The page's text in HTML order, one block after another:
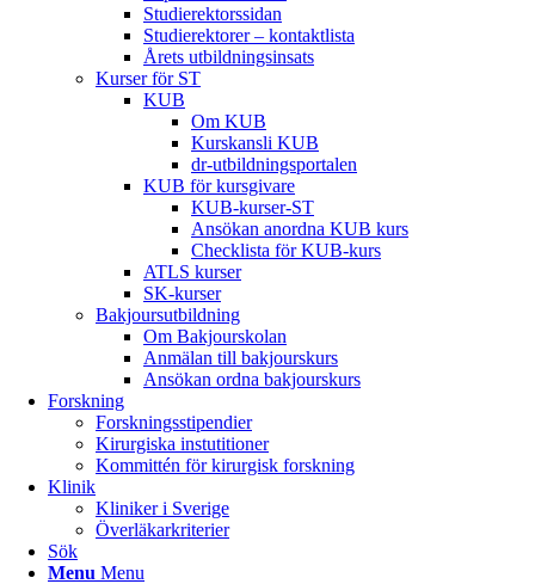
Studierektorssidan
Studierektorer – kontaktlista
Årets utbildningsinsats
Kurser för ST
KUB
Om KUB
Kurskansli KUB
dr-utbildningsportalen
KUB för kursgivare
KUB-kurser-ST
Ansökan anordna KUB kurs
Checklista för KUB-kurs
ATLS kurser
SK-kurser
Bakjoursutbildning
Om Bakjourskolan
Anmälan till bakjourskurs
Ansökan ordna bakjourskurs
Forskning
Forskningsstipendier
Kirurgiska instutitioner
Kommittén för kirurgisk forskning
Klinik
Kliniker i Sverige
Överläkarkriterier
Sök
Menu Menu